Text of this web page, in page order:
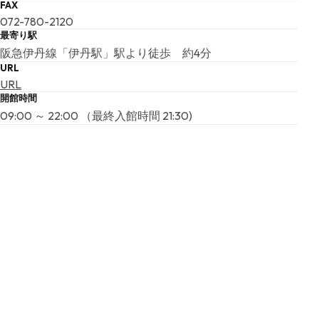
FAX
072-780-2120
最寄り駅
阪急伊丹線「伊丹駅」駅より徒歩 約4分
URL
URL
開館時間
09:00 ～ 22:00 （最終入館時間 21:30)